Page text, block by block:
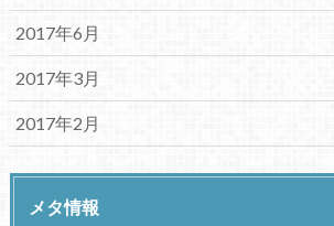
2017年6月
2017年3月
2017年2月
メタ情報